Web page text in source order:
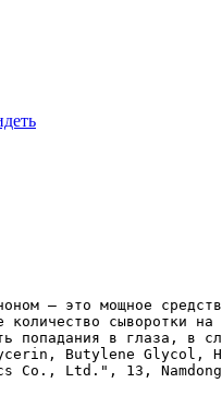
— это мощное
количество сыворотки
попадания в глаза, в
Glycerin, Butylene
Co., Ltd.", 13,